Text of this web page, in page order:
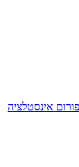
פורום אינסטלציה